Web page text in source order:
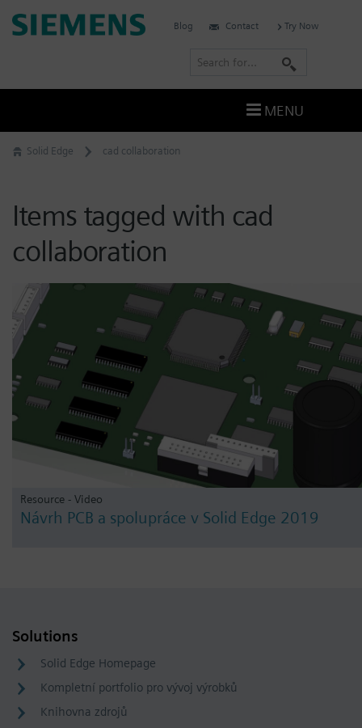
Skip
to
Solid Edge cad collaboration
Items tagged with cad
collaboration
Resource - Video
Návrh PCB a spolupráce v Solid Edge 2019
Solutions
Solid Edge Homepage
Kompletní portfolio pro vývoj výrobků
Knihovna zdrojů
Siemens
Blog Contact Try Now
r
c
MENU